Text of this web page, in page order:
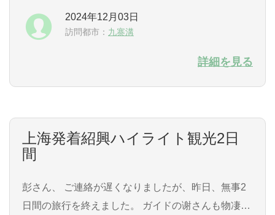
に朝早くから夜遅くまで2日間めいっぱいのスケジ
ュールの中、最後の成都でのタクシー乗車までしっ
2024年12月03日
訪問都市： 九寨溝
詳細を見る
上海発着紹興ハイライト観光2日
間
彭さん、 ご連絡が遅くなりましたが、昨日、無事2
日間の旅行を終えました。 ガイドの谢さんも物凄く